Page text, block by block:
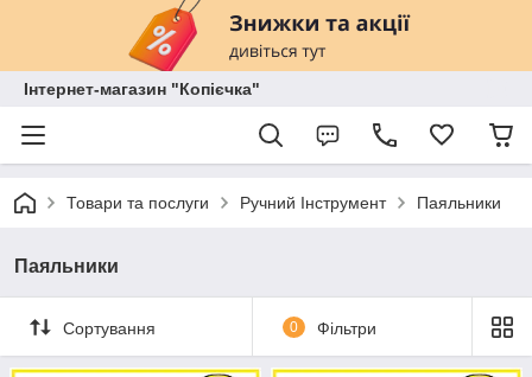
Інтернет-магазин "Копієчка"
Товари та послуги Ручний Інструмент Паяльники
Паяльники
Сортування 0 Фільтри